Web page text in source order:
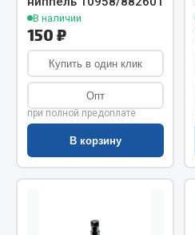
Весь раздел
Цепи подъёмные
Весь раздел
РТИ
Лента конвейерная
В наличии
150 ₽
Купить в один клик
Опт
при полной предоплате
В корзину